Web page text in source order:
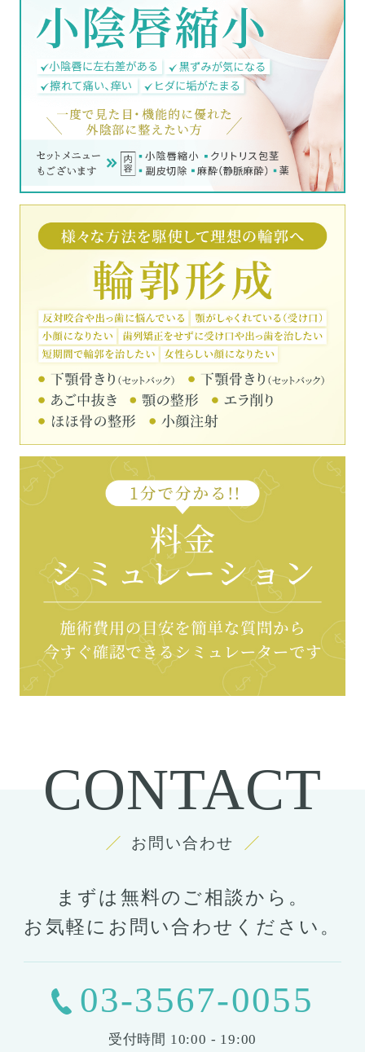
CONTACT
お問い合わせ
まずは無料のご相談から。
お気軽にお問い合わせください。
03-3567-0055
受付時間 10:00 - 19:00